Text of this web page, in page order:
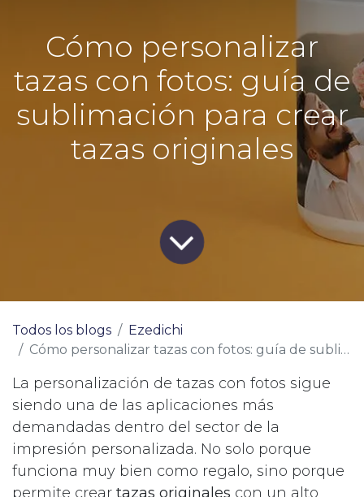
Cómo personalizar
tazas con fotos: guía de
sublimación para crear
tazas originales
Todos los blogs
Ezedichi
Cómo personalizar tazas con fotos: guía de sublimación para crear tazas originales
La personalización de tazas con fotos sigue
siendo una de las aplicaciones más
demandadas dentro del sector de la
impresión personalizada. No solo porque
funciona muy bien como regalo, sino porque
permite crear tazas originales con un alto